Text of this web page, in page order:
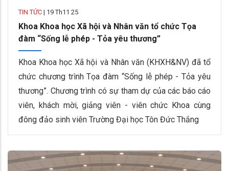
TIN TỨC | 19 Th11 25
Khoa Khoa học Xã hội và Nhân văn tổ chức Tọa
đàm “Sống lễ phép - Tỏa yêu thương”
Khoa Khoa học Xã hội và Nhân văn (KHXH&NV) đã tổ
chức chương trình Tọa đàm “Sống lễ phép - Tỏa yêu
thương”. Chương trình có sự tham dự của các báo cáo
viên, khách mời, giảng viên - viên chức Khoa cùng
đông đảo sinh viên Trường Đại học Tôn Đức Thắng